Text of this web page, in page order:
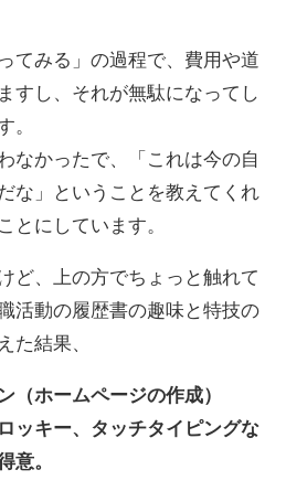
てみる」の過程で、費用や道
すし、それが無駄になってし
。
なかったで、「これは今の自
な」ということを教えてくれ
とにしています。
ど、上の方でちょっと触れて
活動の履歴書の趣味と特技の
た結果、
（ホームページの作成）
ッキー、タッチタイピングな
意。